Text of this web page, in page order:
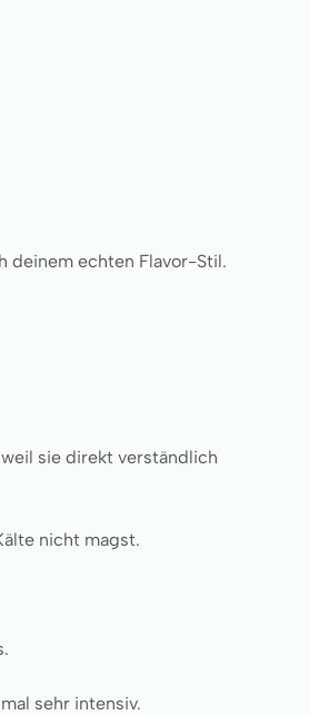
deinem echten Flavor-Stil.
sie direkt verständlich
nicht magst.
sehr intensiv.